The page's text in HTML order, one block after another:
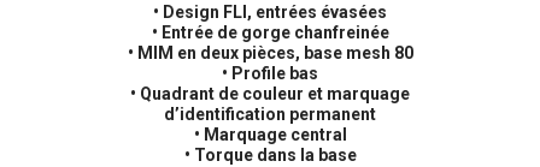
• Design FLI, entrées évasées
• Entrée de gorge chanfreinée
• MIM en deux pièces, base mesh 80
• Profile bas
• Quadrant de couleur et marquage
d’identification permanent
• Marquage central
• Torque dans la base